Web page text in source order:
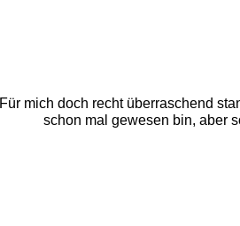
Für mich doch recht überraschend
schon mal gewesen bin, aber